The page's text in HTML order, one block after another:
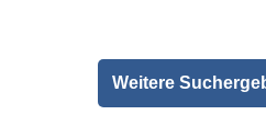
Weitere